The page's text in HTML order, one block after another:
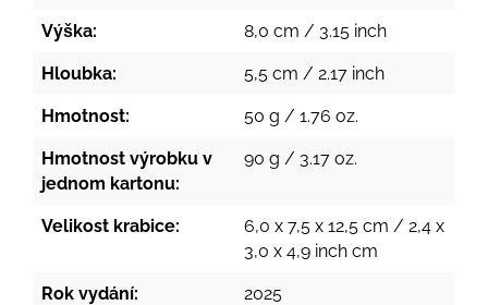
Výška: 8,0 cm / 3.15 inch
Hloubka: 5,5 cm / 2.17 inch
Hmotnost: 50 g / 1.76 oz.
Hmotnost výrobku v
jednom kartonu:
90 g / 3.17 oz.
Velikost krabice:
6,0 x 7,5 x 12,5 cm / 2,4 x
3,0 x 4,9 inch cm
Rok vydání: 2025